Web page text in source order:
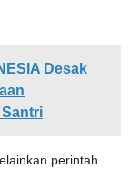
Desak
perintah